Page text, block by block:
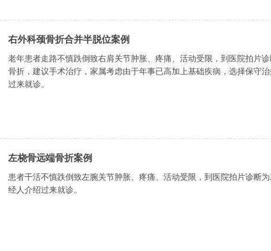
右外科颈骨折合并半脱位案例
老年患者走路不慎跌倒致右肩关节肿胀、疼痛、活动受限，到医院拍片
骨折，建议手术治疗，家属考虑由于年事已高加上基础疾病，选择保守
过来就诊。
左桡骨远端骨折案例
患者干活不慎跌倒致左腕关节肿胀、疼痛、活动受限，到医院拍片诊断为
经人介绍过来就诊。